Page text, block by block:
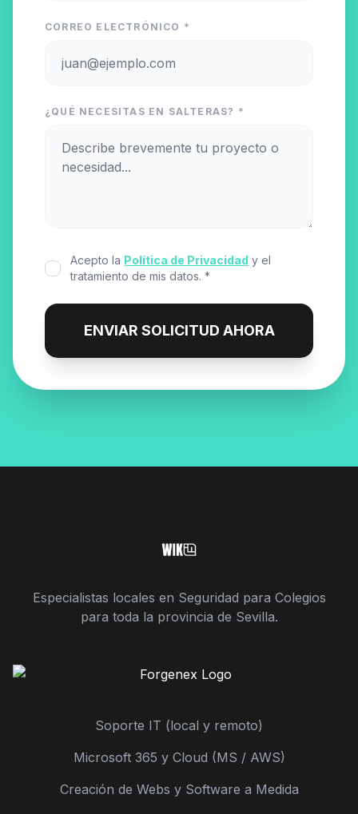
CORREO ELECTRÓNICO *
¿QUÉ NECESITAS EN SALTERAS? *
Acepto la Política de Privacidad y el
tratamiento de mis datos. *
ENVIAR SOLICITUD AHORA
Especialistas locales en Seguridad para Colegios
para toda la provincia de Sevilla.
Soporte IT (local y remoto)
Microsoft 365 y Cloud (MS / AWS)
Creación de Webs y Software a Medida